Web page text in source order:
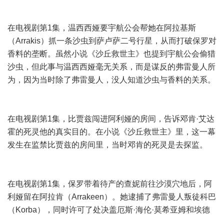
在电视剧第1集，温西西娅要宇航公会帮她在阿拉基斯
（Arrakis）抓一条沙虫到萨卢萨二号行星，从而打破保罗对
香料的垄断。虽然小说《沙丘救世主》也提到宇航公会偷猎
沙虫，但此事与温西西娅毫无关系，而是谋反的弗雷曼人所
为，因为当时除了弗雷曼人，没人知道沙虫与香料的关系。
在电视剧第1集，比贾兹闯进阿利娅的房间，告诉邓肯·艾达
霍的死灵他的真实目的。在小说《沙丘救世主》里，这一幕
发生在监禁比贾兹的房间里，当时邓肯的死灵是去探监。
在电视剧第1集，保罗带着待产的查妮前往沙漠穴地后，阿
利娅留在阿拉肯（Arrakeen）。她逮捕了弗雷曼人叛徒科巴
（Korba），同时许可了处决盖厄斯·海伦·莫希亚姆和埃德